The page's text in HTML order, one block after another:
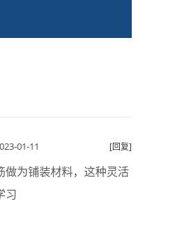
01-11 [回复]
做为铺装材料，这种灵活
习